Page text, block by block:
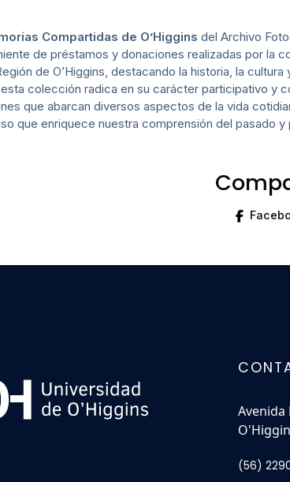
Compartidas de O’Higgins del Archivo
de préstamos y donaciones realizadas por la
de O’Higgins, destacando la historia, la cultura
colección radica en su carácter participativo y
que abarcan diversos aspectos de la vida
que enriquece nuestra comprensión del pasado y
(56)